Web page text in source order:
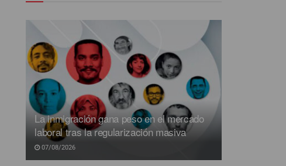
La inmigración gana peso en el mercado
laboral tras la regularización masiva
07/08/2026